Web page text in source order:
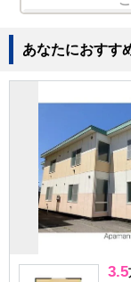
あなたにおすす
3.5